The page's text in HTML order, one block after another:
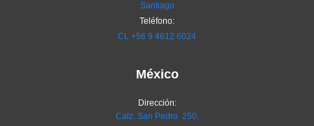
Santiago
Teléfono:
CL +56 9 4612 6024
México
Dirección:
Calz. San Pedro 250,